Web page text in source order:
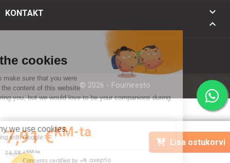
7,91 €KM-ta
16,58 €KM-ta
Lisa ostukorvi
KONTAKT
keyboard_arrow_down
keyboard_arrow_up
© 2026 - Fourniresto